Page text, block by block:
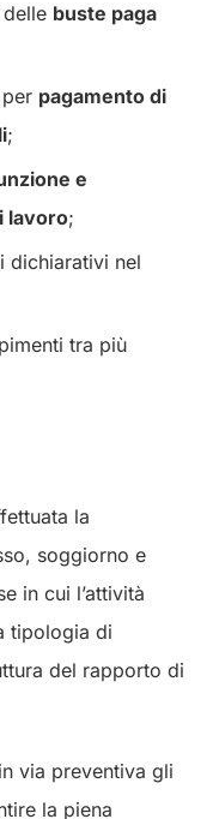
buste paga
pagamento di
;
e
lavoro;
dichiarativi nel
tra più
la
soggiorno e
in cui l’attività
tipologia di
del rapporto di
via preventiva gli
la piena